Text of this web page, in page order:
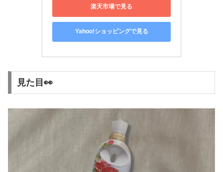
楽天市場で見る
Yahoo!ショッピングで見る
見た目👀